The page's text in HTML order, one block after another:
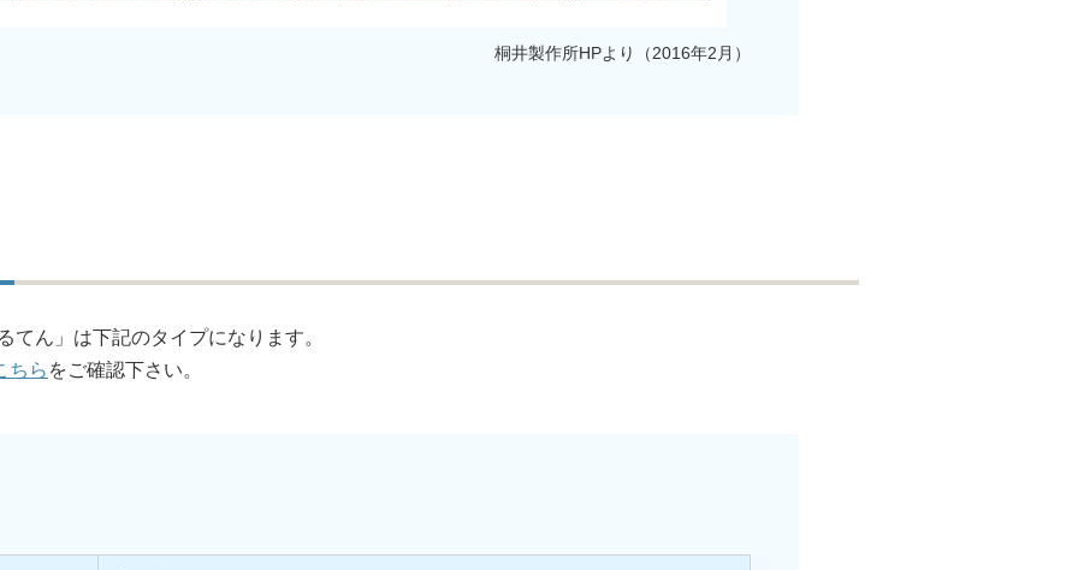
桐井製作所HPより（2016年2月）
てん」は下記のタイプになります。
ちら をご確認下さい。